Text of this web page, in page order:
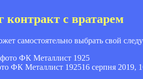
контракт с вратарем
самостоятельно выбрать свой
ФК Металлист 192516 серпня 2019,